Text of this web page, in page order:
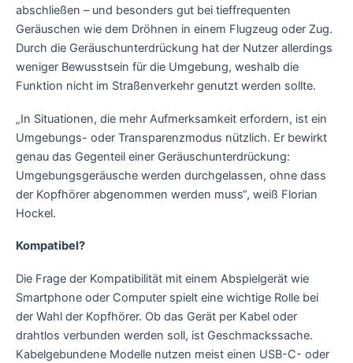
abschließen – und besonders gut bei tieffrequenten
Geräuschen wie dem Dröhnen in einem Flugzeug oder Zug.
Durch die Geräuschunterdrückung hat der Nutzer allerdings
weniger Bewusstsein für die Umgebung, weshalb die
Funktion nicht im Straßenverkehr genutzt werden sollte.
„In Situationen, die mehr Aufmerksamkeit erfordern, ist ein
Umgebungs- oder Transparenzmodus nützlich. Er bewirkt
genau das Gegenteil einer Geräuschunterdrückung:
Umgebungsgeräusche werden durchgelassen, ohne dass
der Kopfhörer abgenommen werden muss“, weiß Florian
Hockel.
Kompatibel?
Die Frage der Kompatibilität mit einem Abspielgerät wie
Smartphone oder Computer spielt eine wichtige Rolle bei
der Wahl der Kopfhörer. Ob das Gerät per Kabel oder
drahtlos verbunden werden soll, ist Geschmackssache.
Kabelgebundene Modelle nutzen meist einen USB-C- oder